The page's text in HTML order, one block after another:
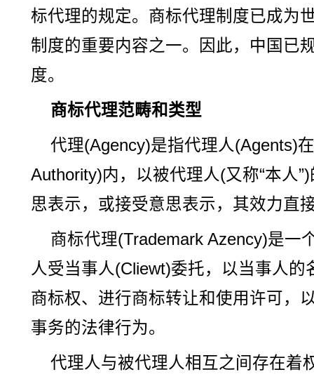
标代理的规定。商标代理制度已成为
制度的重要内容之一。因此，中国已
度。
商标代理范畴和类型
代理(Agency)是指代理人(Agents)
Authority)内，以被代理人(又称“本人
思表示，或接受意思表示，其效力直
商标代理(Trademark Azency)是一
人受当事人(Cliewt)委托，以当事人
商标权、进行商标转让和使用许可，
事务的法律行为。
代理人与被代理人相互之间存在着